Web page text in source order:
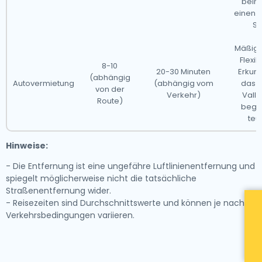
oder an einem anderen großen Drehkreuz
einen
Autovermietung
8-10
(abhängig
von der
Route)
20-30 Minuten
(abhängig vom
Verkehr)
Mäßig
das
Hinweise:
- Die Entfernung ist eine ungefähre Luftlinienentfernung und
spiegelt möglicherweise nicht die tatsächliche
Straßenentfernung wider.
- Reisezeiten sind Durchschnittswerte und können je nach
Verkehrsbedingungen variieren.